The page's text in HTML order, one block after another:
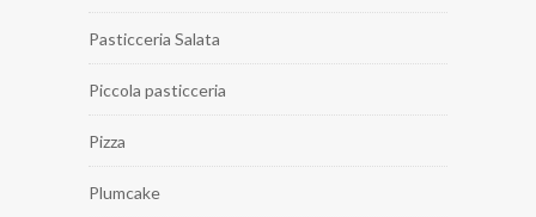
Pasticceria Salata
Piccola pasticceria
Pizza
Plumcake